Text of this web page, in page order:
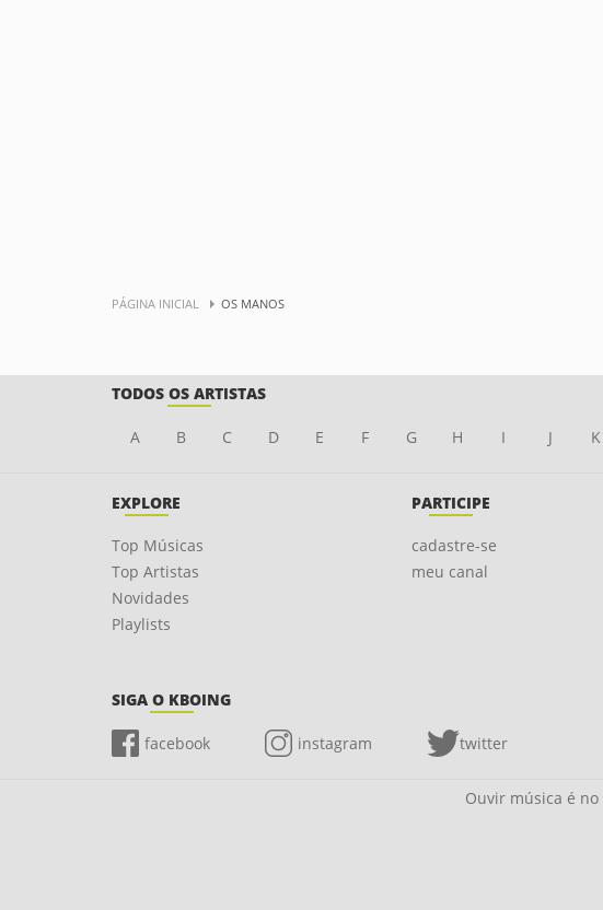
PÁGINA INICIAL OS MANOS
TODOS OS ARTISTAS
A B C D E F G H I J K
EXPLORE
Top Músicas
Top Artistas
Novidades
Playlists
PARTICIPE
cadastre-se
meu canal
SIGA O KBOING
facebook instagram twitter
Ouvir música é no